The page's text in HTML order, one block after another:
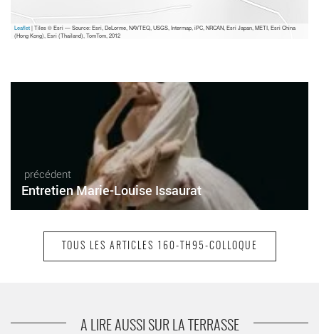
Leaflet| Tiles © Esri — Source: Esri, DeLorme, NAVTEQ, USGS, Intermap, iPC, NRCAN, Esri Japan, METI, Esri China
(Hong Kong), Esri (Thailand), TomTom, 2012
précédent
Entretien Marie-Louise Issaurat
artistique
TOUS LES ARTICLES 160-TH95-COLLOQUE
A LIRE AUSSI SUR LA TERRASSE